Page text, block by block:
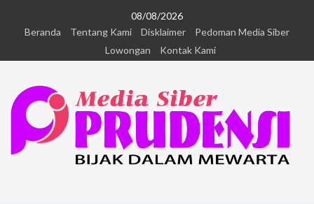
08/08/2026
Beranda
Tentang Kami Disklaimer
Pedoman Media Siber
Lowongan
Kontak Kami